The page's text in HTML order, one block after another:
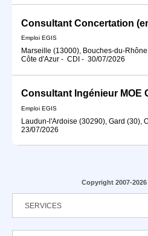
Consultant Concertation
Emploi EGIS
Marseille (13000), Bouches-du-
Côte d'Azur - CDI - 30/07/2026
Consultant Ingénieur MOE
Emploi EGIS
Laudun-l'Ardoise (30290), Gard (30),
23/07/2026
Copyright 2007-
SERVICES